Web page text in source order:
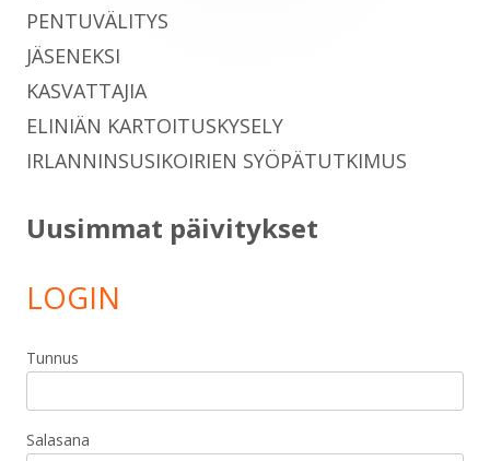
PENTUVÄLITYS
JÄSENEKSI
KASVATTAJIA
ELINIÄN KARTOITUSKYSELY
IRLANNINSUSIKOIRIEN SYÖPÄTUTKIMUS
Uusimmat päivitykset
LOGIN
Tunnus
Salasana